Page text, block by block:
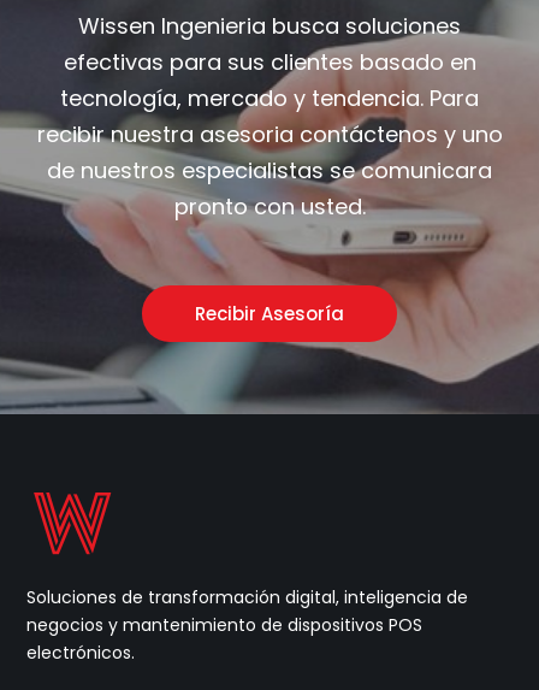
Wissen Ingenieria busca soluciones
efectivas para sus clientes basado en
tecnología, mercado y tendencia. Para
recibir nuestra asesoria contáctenos y uno
de nuestros especialistas se comunicara
pronto con usted.
Recibir Asesoría
Soluciones de transformación digital, inteligencia de
negocios y mantenimiento de dispositivos POS
electrónicos.